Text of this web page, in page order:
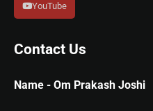
YouTube
Contact Us
Name - Om Prakash Joshi